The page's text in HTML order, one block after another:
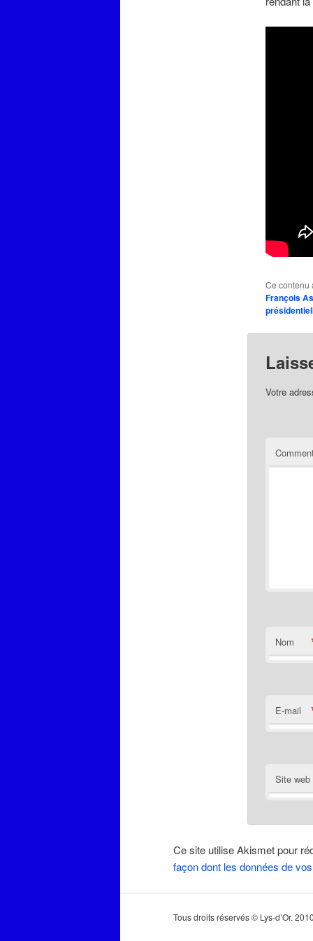
Ce contenu
François
Votre
Nom
E-mail
Site web
Ce site utilise Akismet pour
façon dont les données de
Tous droits réservés © Lys-d’Or.